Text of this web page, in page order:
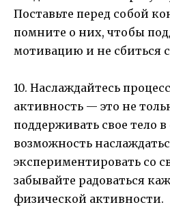
Поставьте перед собой
помните о них, чтобы
мотивацию и не сбиться
10. Наслаждайтесь
активность — это не
поддерживать свое тело
возможность
экспериментировать со
забывайте радоваться
физической активности.